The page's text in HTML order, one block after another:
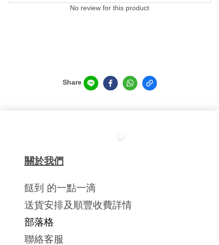
No review for this product
Share
關於我們
餸到 的一點一滴
送貨安排及順豐收費詳情
部落格
聯絡客服